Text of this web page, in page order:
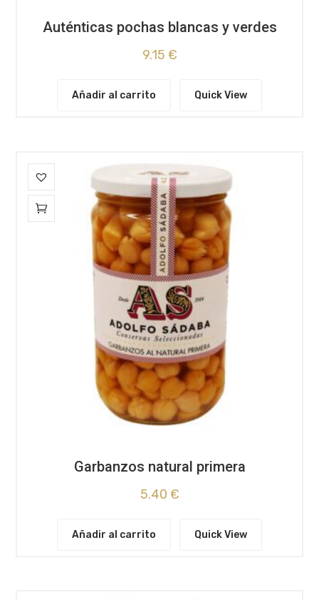
Auténticas pochas blancas y verdes
9.15 €
Añadir al carrito Quick View
Garbanzos natural primera
5.40 €
Añadir al carrito Quick View